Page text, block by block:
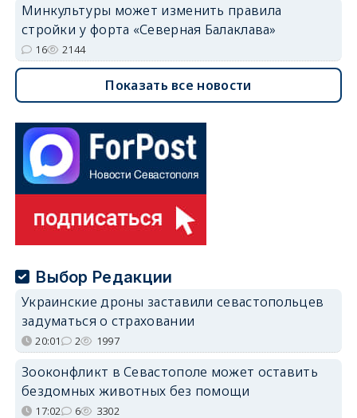
Минкультуры может изменить правила
стройки у форта «Северная Балаклава»
16 2144
Показать все новости
Выбор Редакции
Украинские дроны заставили севастопольцев
задуматься о страховании
20:01 2 1997
Зооконфликт в Севастополе может оставить
бездомных животных без помощи
17:02 6 3302